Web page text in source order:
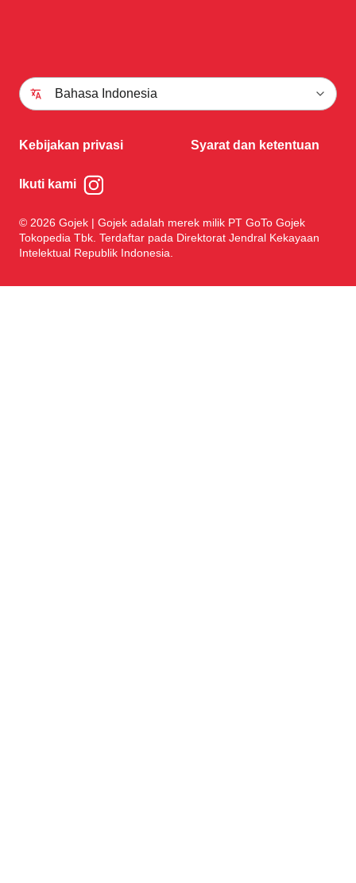
Bahasa Indonesia
Kebijakan privasi Syarat dan ketentuan
Ikuti kami
© 2026 Gojek | Gojek adalah merek milik PT GoTo Gojek
Tokopedia Tbk. Terdaftar pada Direktorat Jendral Kekayaan
Intelektual Republik Indonesia.